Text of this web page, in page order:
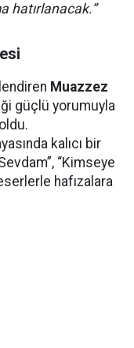
hatırlanacak.”
Muazzez
güçlü yorumuyla
kalıcı bir
“Kimseye
hafızalara